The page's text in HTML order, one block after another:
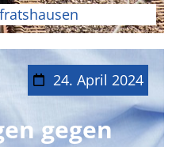
24. April 2024
gegen